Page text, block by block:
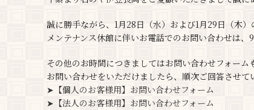
誠に勝手ながら、1月28日（水）および1月29日（木）
メンテナンス休館に伴いお電話でのお問い合わせは、
その他のお時間につきましてはお問い合わせフォーム
お問い合わせをいただけましたら、順次ご回答させて
➤【個人のお客様用】お問い合わせフォーム
➤【法人のお客様用】お問い合わせフォーム